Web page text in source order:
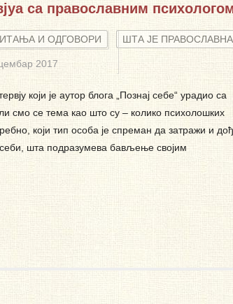
са православним
И ОДГОВОРИ ШТА ЈЕ ПРАВОСЛАВНА
2017
који је аутор блога „Познај себе“ урадио са
смо се тема као што су – колико психолошких
који тип особа је спреман да затражи и
шта подразумева бављење својим